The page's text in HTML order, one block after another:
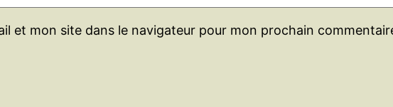
et mon site dans le navigateur pour mon prochain